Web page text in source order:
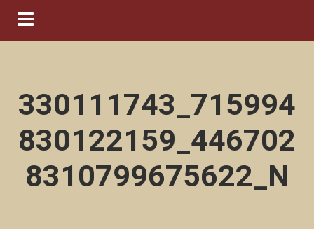
Navigation ein-/ausblenden
330111743_715994
830122159_446702
8310799675622_N